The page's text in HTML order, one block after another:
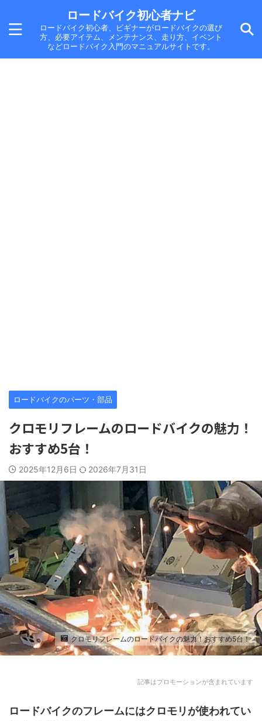
ロードバイク初心者ナビ
ロードバイク初心者、ビギナーがロードバイクの選び
方、必要アイテム、メンテナンス、走り方、イベント
などロードバイク入門のマニュアルサイトです。
ロードバイクのパーツ・部品
クロモリフレームのロードバイクの魅力！
おすすめ5台！
2025年12月6日 2026年7月31日
クロモリフレームのロードバイクの魅力！おすすめ5台！
記事はプロモーションが含まれています
ロードバイクのフレームにはクロモリ が使われてい